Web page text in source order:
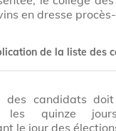
en dresse
de la liste des
des candidats
les quinze
le jour des